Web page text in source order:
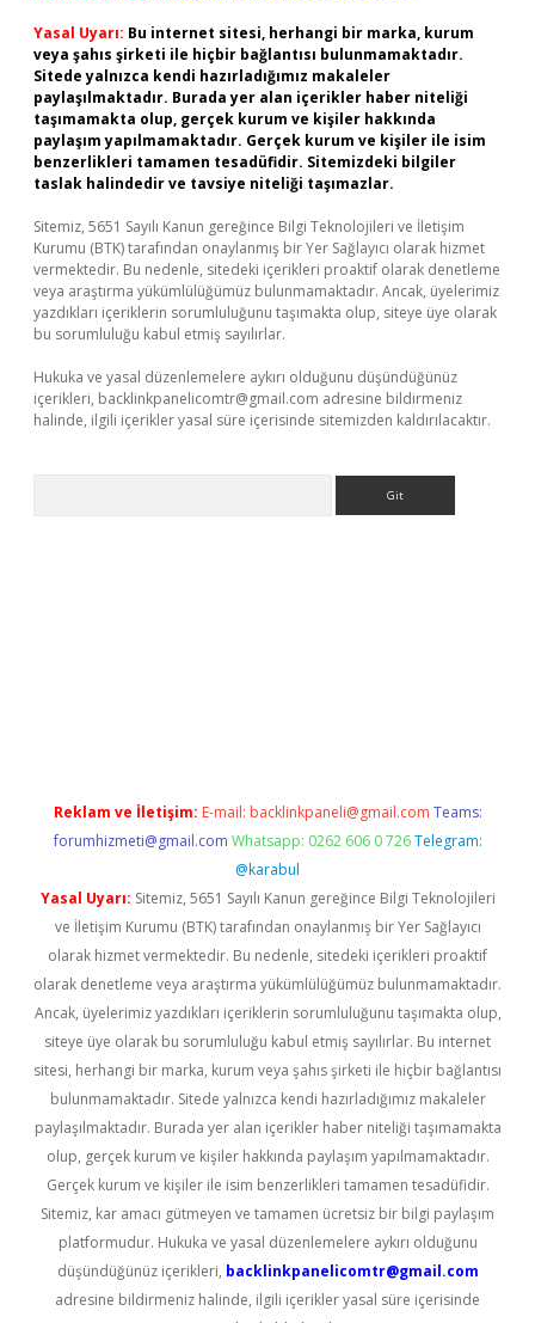
Yasal Uyarı: Bu internet sitesi, herhangi bir marka, kurum
veya şahıs şirketi ile hiçbir bağlantısı bulunmamaktadır.
Sitede yalnızca kendi hazırladığımız makaleler
paylaşılmaktadır. Burada yer alan içerikler haber niteliği
taşımamakta olup, gerçek kurum ve kişiler hakkında
paylaşım yapılmamaktadır. Gerçek kurum ve kişiler ile isim
benzerlikleri tamamen tesadüfidir. Sitemizdeki bilgiler
taslak halindedir ve tavsiye niteliği taşımazlar.
Sitemiz, 5651 Sayılı Kanun gereğince Bilgi Teknolojileri ve İletişim
Kurumu (BTK) tarafından onaylanmış bir Yer Sağlayıcı olarak hizmet
vermektedir. Bu nedenle, sitedeki içerikleri proaktif olarak denetleme
veya araştırma yükümlülüğümüz bulunmamaktadır. Ancak, üyelerimiz
yazdıkları içeriklerin sorumluluğunu taşımakta olup, siteye üye olarak
bu sorumluluğu kabul etmiş sayılırlar.
Hukuka ve yasal düzenlemelere aykırı olduğunu düşündüğünüz
içerikleri, backlinkpanelicomtr@gmail.com adresine bildirmeniz
halinde, ilgili içerikler yasal süre içerisinde sitemizden kaldırılacaktır.
Reklam ve İletişim: E-mail: backlinkpaneli@gmail.com Teams:
forumhizmeti@gmail.com Whatsapp: 0262 606 0 726 Telegram:
@karabul
Yasal Uyarı: Sitemiz, 5651 Sayılı Kanun gereğince Bilgi Teknolojileri
ve İletişim Kurumu (BTK) tarafından onaylanmış bir Yer Sağlayıcı
olarak hizmet vermektedir. Bu nedenle, sitedeki içerikleri proaktif
olarak denetleme veya araştırma yükümlülüğümüz bulunmamaktadır.
Ancak, üyelerimiz yazdıkları içeriklerin sorumluluğunu taşımakta olup,
siteye üye olarak bu sorumluluğu kabul etmiş sayılırlar. Bu internet
sitesi, herhangi bir marka, kurum veya şahıs şirketi ile hiçbir bağlantısı
bulunmamaktadır. Sitede yalnızca kendi hazırladığımız makaleler
paylaşılmaktadır. Burada yer alan içerikler haber niteliği taşımamakta
olup, gerçek kurum ve kişiler hakkında paylaşım yapılmamaktadır.
Gerçek kurum ve kişiler ile isim benzerlikleri tamamen tesadüfidir.
Sitemiz, kar amacı gütmeyen ve tamamen ücretsiz bir bilgi paylaşım
platformudur. Hukuka ve yasal düzenlemelere aykırı olduğunu
düşündüğünüz içerikleri, backlinkpanelicomtr@gmail.com
adresine bildirmeniz halinde, ilgili içerikler yasal süre içerisinde